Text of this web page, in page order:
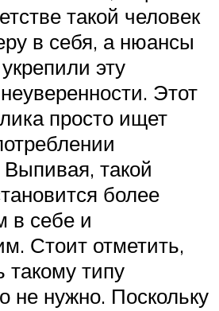
такой человек
в себя, а нюансы
эту
Этот
просто ищет
Выпивая, такой
более
в себе и
Стоит отметить,
такому типу
не нужно. Поскольку